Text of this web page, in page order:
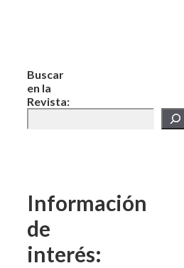
Buscar
en la
Revista:
Información
de
interés: